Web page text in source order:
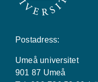
Postadress:
Umeå universitet
901 87 Umeå